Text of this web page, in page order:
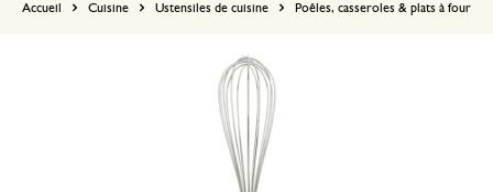
Accueil Cuisine Ustensiles de cuisine Poêles, casseroles & plats à four